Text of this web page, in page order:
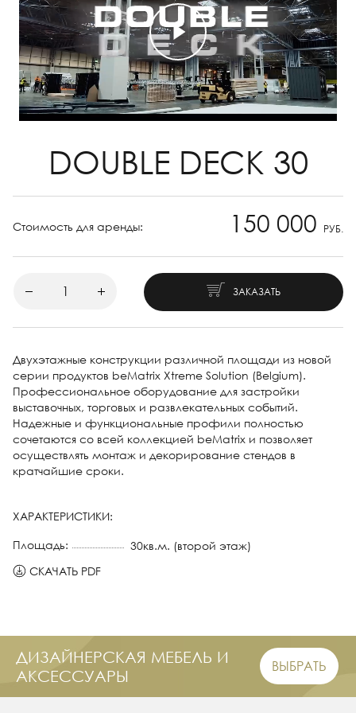
DOUBLE DECK 30
Стоимость для аренды: 150 000 РУБ.
ЗАКАЗАТЬ
Двухэтажные конструкции различной площади из новой
серии продуктов beMatrix Xtreme Solution (Belgium).
Профессиональное оборудование для застройки
выставочных, торговых и развлекательных событий.
Надежные и функциональные профили полностью
сочетаются со всей коллекцией beMatrix и позволяет
осуществлять монтаж и декорирование стендов в
кратчайшие сроки.
ХАРАКТЕРИСТИКИ:
Площадь:
30кв.м. (второй этаж)
СКАЧАТЬ PDF
ДИЗАЙНЕРСКАЯ МЕБЕЛЬ И
АКСЕССУАРЫ
ВЫБРАТЬ